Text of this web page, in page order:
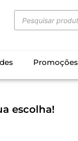
Promoções
escolha!